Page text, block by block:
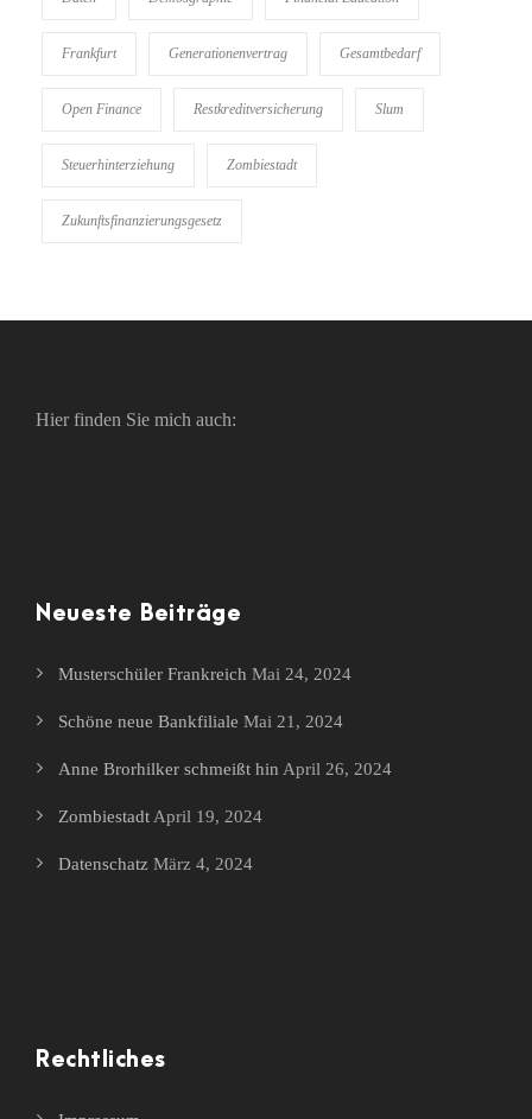
Frankfurt Generationenvertrag Gesamtbedarf
Open Finance Restkreditversicherung Slum
Steuerhinterziehung Zombiestadt
Zukunftsfinanzierungsgesetz
Hier finden Sie mich auch:
Neueste Beiträge
Musterschüler Frankreich Mai 24, 2024
Schöne neue Bankfiliale Mai 21, 2024
Anne Brorhilker schmeißt hin April 26, 2024
Zombiestadt April 19, 2024
Datenschatz März 4, 2024
Rechtliches